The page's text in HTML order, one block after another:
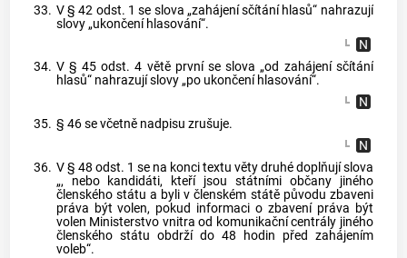
33. V § 42 odst. 1 se slova „zahájení sčítání hlasů“ nahrazují
slovy „ukončení hlasování“.
34. V § 45 odst. 4 větě první se slova „od zahájení sčítání
hlasů“ nahrazují slovy „po ukončení hlasování“.
35. § 46 se včetně nadpisu zrušuje.
36. V § 48 odst. 1 se na konci textu věty druhé doplňují slova
„, nebo kandidáti, kteří jsou státními občany jiného
členského státu a byli v členském státě původu zbaveni
práva být volen, pokud informaci o zbavení práva být
volen Ministerstvo vnitra od komunikační centrály jiného
členského státu obdrží do 48 hodin před zahájením
voleb“.